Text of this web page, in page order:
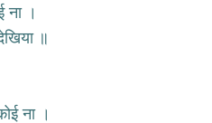
ना ।
॥
ना ।